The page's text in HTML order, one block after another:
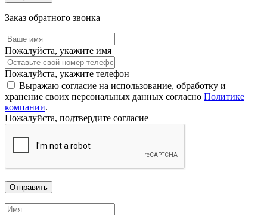
Заказ обратного звонка
Пожалуйста, укажите имя
Пожалуйста, укажите телефон
Выражаю согласие на использование, обработку и
хранение своих персональных данных согласно Политике
компании.
Пожалуйста, подтвердите согласие
Отправить